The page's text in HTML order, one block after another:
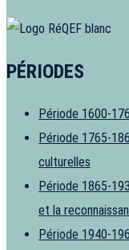
PÉRIODES
Période 1600-
Période 1765-
culturelles
Période 1865-
et la
Période 1940-